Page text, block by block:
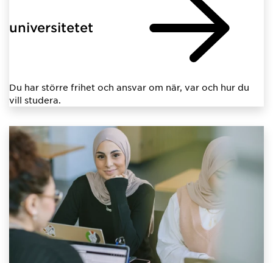
universitetet
Du har större frihet och ansvar om när, var och hur du
vill studera.